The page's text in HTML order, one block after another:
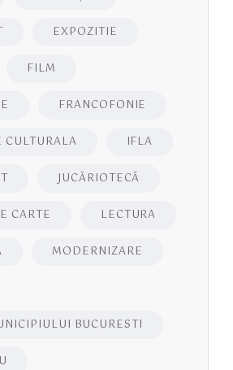
EXPOZITIE
FILM
FRANCOFONIE
CULTURALA IFLA
JUCĂRIOTECĂ
CARTE LECTURA
MODERNIZARE
BUCURESTI